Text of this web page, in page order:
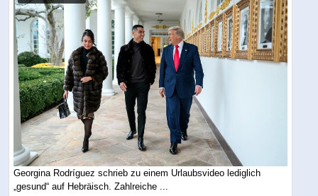
Georgina Rodríguez schrieb zu einem Urlaubsvideo lediglich
„gesund“ auf Hebräisch. Zahlreiche ...